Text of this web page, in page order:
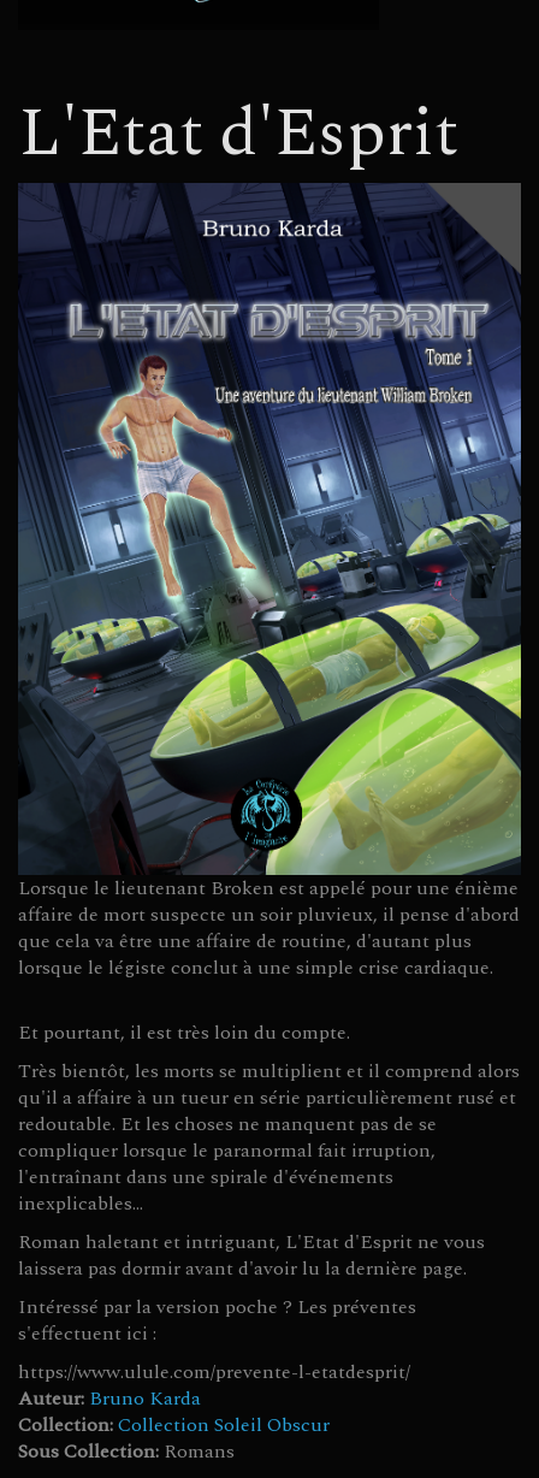
L'Etat d'Esprit
Lorsque le lieutenant Broken est appelé pour une énième
affaire de mort suspecte un soir pluvieux, il pense d'abord
que cela va être une affaire de routine, d'autant plus
lorsque le légiste conclut à une simple crise cardiaque.
Et pourtant, il est très loin du compte.
Très bientôt, les morts se multiplient et il comprend alors
qu'il a affaire à un tueur en série particulièrement rusé et
redoutable. Et les choses ne manquent pas de se
compliquer lorsque le paranormal fait irruption,
l'entraînant dans une spirale d'événements
inexplicables...
Roman haletant et intriguant, L'Etat d'Esprit ne vous
laissera pas dormir avant d'avoir lu la dernière page.
Intéressé par la version poche ? Les préventes
s'effectuent ici :
https://www.ulule.com/prevente-l-etatdesprit/
Auteur: Bruno Karda
Collection:Collection Soleil Obscur
Sous Collection: Romans